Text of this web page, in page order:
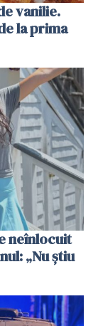
vanilie.
la prima
neînlocuit
„Nu știu